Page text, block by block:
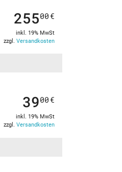
25500 €
inkl. 19% MwSt
zzgl. Versandkosten
3900 €
inkl. 19% MwSt
zzgl. Versandkosten